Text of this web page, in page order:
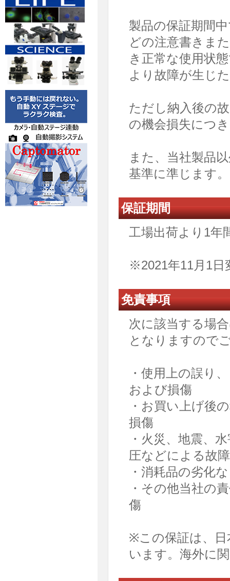
製品の保証期間
どの注意書きま
き正常な使用状
より故障が生じ
ただし納入後の
の機会損失につ
また、当社製品
基準に準じます。
保証期間
工場出荷より1年
※2021年11月1日
免責事項
次に該当する場
となりますので
・使用上の誤り
および損傷
・お買い上げ後
損傷
・火災、地震、
圧などによる故
・消耗品の劣化
・その他当社の
傷
※この保証は、日
います。海外に